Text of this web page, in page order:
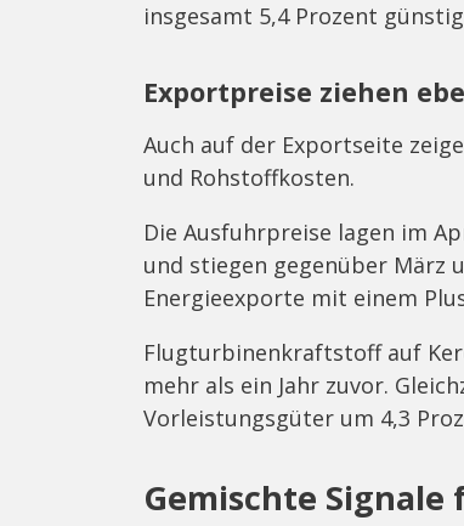
insgesamt 5,4 Prozent
Exportpreise ziehen
Auch auf der Exportseite
und Rohstoffkosten.
Die Ausfuhrpreise lagen im
und stiegen gegenüber März
Energieexporte mit einem
Flugturbinenkraftstoff auf
mehr als ein Jahr zuvor.
Vorleistungsgüter um 4,3
Gemischte